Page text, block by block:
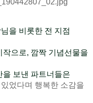
을 비롯한 전 지점
으로, 깜짝 기념선물을
을 보낸 파트너들은
었다며 행복한 소감을